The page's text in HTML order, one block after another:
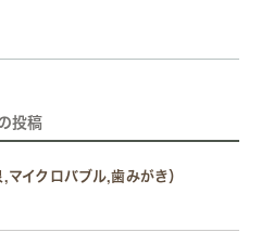
投稿
イクロバブル,歯みがき）